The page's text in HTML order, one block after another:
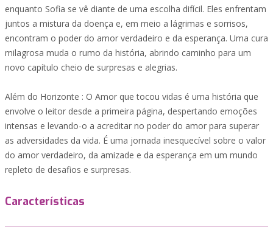
enquanto Sofia se vê diante de uma escolha difícil. Eles enfrentam
juntos a mistura da doença e, em meio a lágrimas e sorrisos,
encontram o poder do amor verdadeiro e da esperança. Uma cura
milagrosa muda o rumo da história, abrindo caminho para um
novo capítulo cheio de surpresas e alegrias.
Além do Horizonte : O Amor que tocou vidas é uma história que
envolve o leitor desde a primeira página, despertando emoções
intensas e levando-o a acreditar no poder do amor para superar
as adversidades da vida. É uma jornada inesquecível sobre o valor
do amor verdadeiro, da amizade e da esperança em um mundo
repleto de desafios e surpresas.
Características